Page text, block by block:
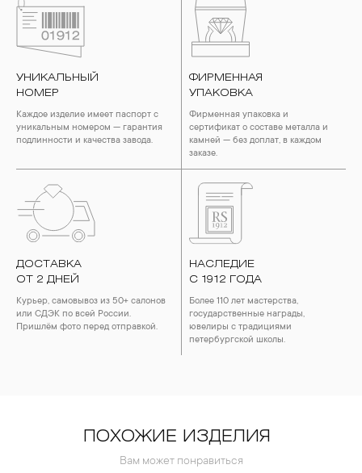
УНИКАЛЬНЫЙ
НОМЕР
Каждое изделие имеет паспорт с
уникальным номером — гарантия
подлинности и качества завода.
ФИРМЕННАЯ
УПАКОВКА
Фирменная упаковка и
сертификат о составе металла и
камней — без доплат, в каждом
заказе.
ДОСТАВКА
ОТ 2 ДНЕЙ
Курьер, самовывоз из 50+ салонов
или СДЭК по всей России.
Пришлём фото перед отправкой.
НАСЛЕДИЕ
С 1912 ГОДА
Более 110 лет мастерства,
государственные награды,
ювелиры с традициями
петербургской школы.
ПОХОЖИЕ ИЗДЕЛИЯ
Вам может понравиться